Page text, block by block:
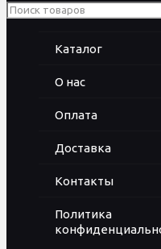
Каталог
О нас
Оплата
Доставка
Контакты
Политика